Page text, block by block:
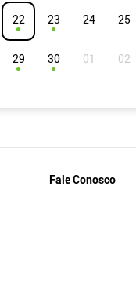
22 23 24 25
29 30
Fale Conosco